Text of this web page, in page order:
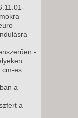
-
-
-
-
cm-es
a
a